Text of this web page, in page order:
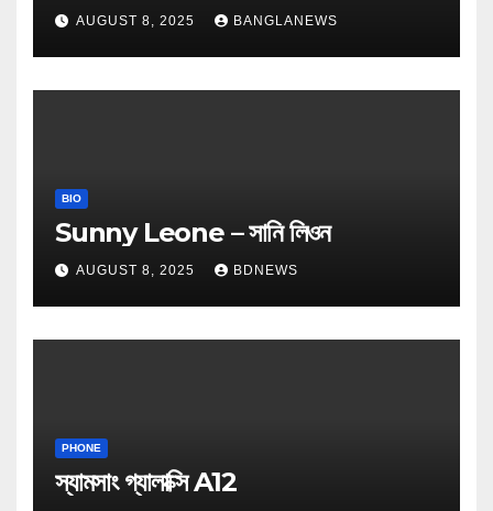
AUGUST 8, 2025 BANGLANEWS
BIO
Sunny Leone – সানি লিওন
AUGUST 8, 2025 BDNEWS
PHONE
স্যামসাং গ্যালাক্সি A12